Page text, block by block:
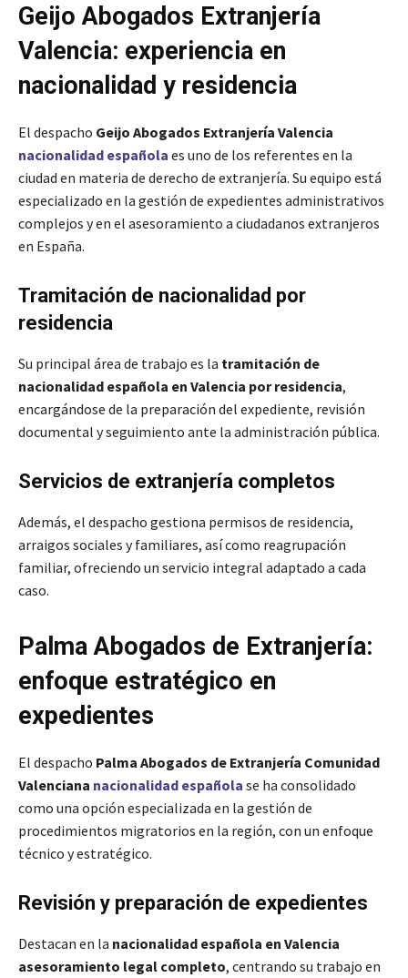
Geijo Abogados Extranjería
Valencia: experiencia en
nacionalidad y residencia
El despacho Geijo Abogados Extranjería Valencia
nacionalidad española es uno de los referentes en la
ciudad en materia de derecho de extranjería. Su equipo está
especializado en la gestión de expedientes administrativos
complejos y en el asesoramiento a ciudadanos extranjeros
en España.
Tramitación de nacionalidad por
residencia
Su principal área de trabajo es la tramitación de
nacionalidad española en Valencia por residencia,
encargándose de la preparación del expediente, revisión
documental y seguimiento ante la administración pública.
Servicios de extranjería completos
Además, el despacho gestiona permisos de residencia,
arraigos sociales y familiares, así como reagrupación
familiar, ofreciendo un servicio integral adaptado a cada
caso.
Palma Abogados de Extranjería:
enfoque estratégico en
expedientes
El despacho Palma Abogados de Extranjería Comunidad
Valenciana nacionalidad española se ha consolidado
como una opción especializada en la gestión de
procedimientos migratorios en la región, con un enfoque
técnico y estratégico.
Revisión y preparación de expedientes
Destacan en la nacionalidad española en Valencia
asesoramiento legal completo, centrando su trabajo en